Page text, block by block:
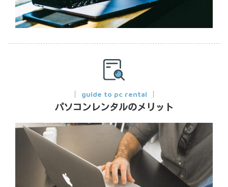
guide to pc rental
パソコンレンタルのメリット